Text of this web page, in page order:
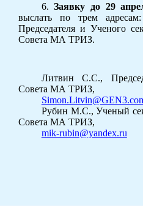
6.Заявку до 29
выслать по трем
Председателя и Ученого
Совета МА ТРИЗ.
Литвин С.С.,
Совета МА ТРИЗ,
Рубин М.С., Ученый
Совета МА ТРИЗ,
mik-rubin@yandex.ru